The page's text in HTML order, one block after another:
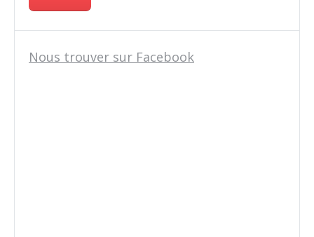
Nous trouver sur Facebook